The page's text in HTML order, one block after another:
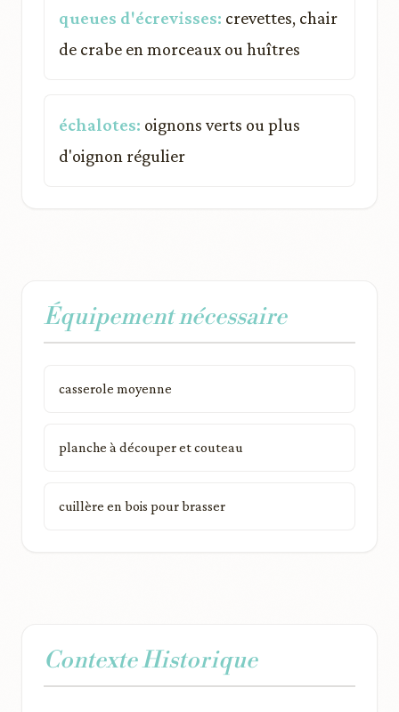
queues d'écrevisses: crevettes, chair
de crabe en morceaux ou huîtres
échalotes: oignons verts ou plus
d'oignon régulier
Équipement nécessaire
casserole moyenne
planche à découper et couteau
cuillère en bois pour brasser
Contexte Historique